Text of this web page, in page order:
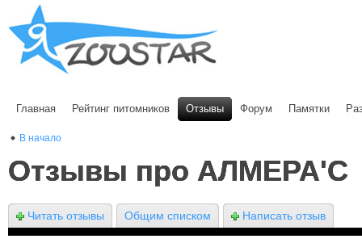
Главная Рейтинг питомников Отзывы Форум Памятки
В начало
Отзывы про АЛМЕРА'С
Читать отзывы Общим списком Написать отзыв